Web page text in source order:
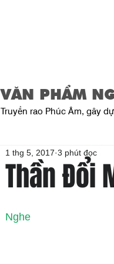
VĂN PHẨM
Truyền rao Phúc Âm, gây
Thần Đổi
1 thg 5, 2017 3 phút đọc
Nghe